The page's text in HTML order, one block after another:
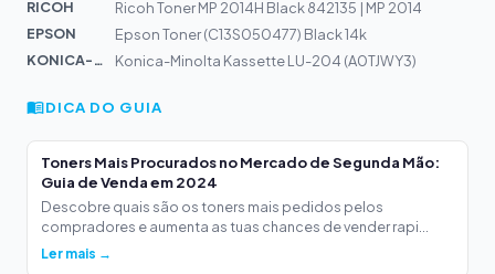
RICOH
Ricoh Toner MP 2014H Black 842135 | MP 2014
EPSON
Epson Toner (C13S050477) Black 14k
KONICA-MIN...
Konica-Minolta Kassette LU-204 (A0TJWY3)
DICA DO GUIA
Toners Mais Procurados no Mercado de Segunda Mão:
Guia de Venda em 2024
Descobre quais são os toners mais pedidos pelos
compradores e aumenta as tuas chances de vender rapi...
Ler mais →